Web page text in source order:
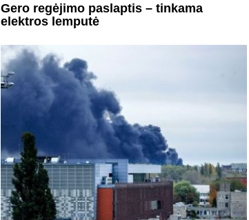
Gero regėjimo paslaptis – tinkama
elektros lemputė